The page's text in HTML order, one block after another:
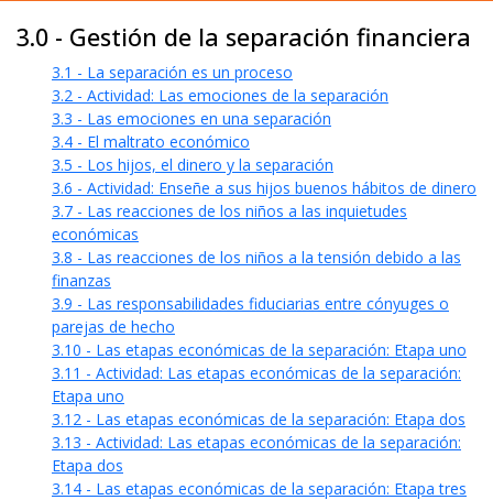
3.0 - Gestión de la separación financiera
3.1 - La separación es un proceso
3.2 - Actividad: Las emociones de la separación
3.3 - Las emociones en una separación
3.4 - El maltrato económico
3.5 - Los hijos, el dinero y la separación
3.6 - Actividad: Enseñe a sus hijos buenos hábitos de dinero
3.7 - Las reacciones de los niños a las inquietudes
económicas
3.8 - Las reacciones de los niños a la tensión debido a las
finanzas
3.9 - Las responsabilidades fiduciarias entre cónyuges o
parejas de hecho
3.10 - Las etapas económicas de la separación: Etapa uno
3.11 - Actividad: Las etapas económicas de la separación:
Etapa uno
3.12 - Las etapas económicas de la separación: Etapa dos
3.13 - Actividad: Las etapas económicas de la separación:
Etapa dos
3.14 - Las etapas económicas de la separación: Etapa tres